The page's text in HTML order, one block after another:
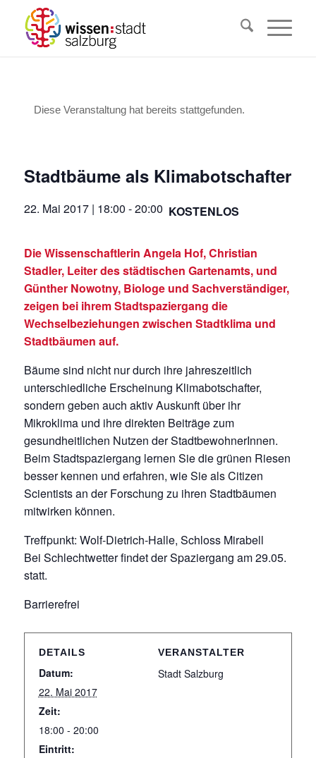
Diese Veranstaltung hat bereits stattgefunden.
Stadtbäume als Klimabotschafter
22. Mai 2017 | 18:00 -20:00 KOSTENLOS
Die Wissenschaftlerin Angela Hof, Christian
Stadler, Leiter des städtischen Gartenamts, und
Günther Nowotny, Biologe und Sachverständiger,
zeigen bei ihrem Stadtspaziergang die
Wechselbeziehungen zwischen Stadtklima und
Stadtbäumen auf.
Bäume sind nicht nur durch ihre jahreszeitlich
unterschiedliche Erscheinung Klimabotschafter,
sondern geben auch aktiv Auskunft über ihr
Mikroklima und ihre direkten Beiträge zum
gesundheitlichen Nutzen der StadtbewohnerInnen.
Beim Stadtspaziergang lernen Sie die grünen Riesen
besser kennen und erfahren, wie Sie als Citizen
Scientists an der Forschung zu ihren Stadtbäumen
mitwirken können.
Treffpunkt: Wolf-Dietrich-Halle, Schloss Mirabell
Bei Schlechtwetter findet der Spaziergang am 29.05.
statt.
Barrierefrei
DETAILS
Datum:
22. Mai 2017
Zeit:
18:00 - 20:00
Eintritt:
VERANSTALTER
Stadt Salzburg